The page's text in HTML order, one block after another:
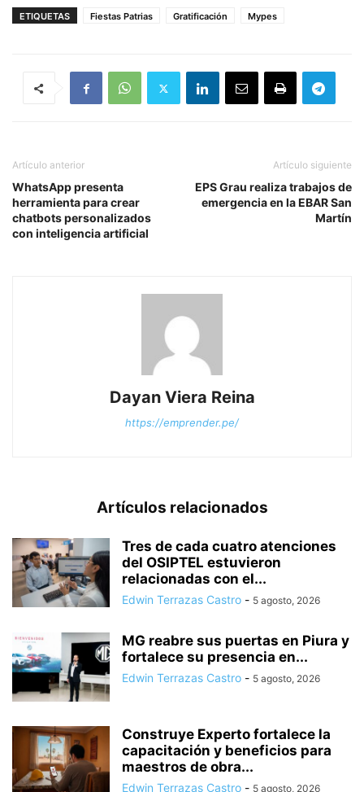
ETIQUETAS Fiestas Patrias Gratificación Mypes
Artículo anterior
WhatsApp presenta
herramienta para crear
chatbots personalizados
con inteligencia artificial
Artículo siguiente
EPS Grau realiza trabajos de
emergencia en la EBAR San
Martín
Dayan Viera Reina
https://emprender.pe/
Artículos relacionados
Tres de cada cuatro atenciones
del OSIPTEL estuvieron
relacionadas con el...
Edwin Terrazas Castro - 5 agosto, 2026
MG reabre sus puertas en Piura y
fortalece su presencia en...
Edwin Terrazas Castro - 5 agosto, 2026
Construye Experto fortalece la
capacitación y beneficios para
maestros de obra...
Edwin Terrazas Castro - 5 agosto, 2026